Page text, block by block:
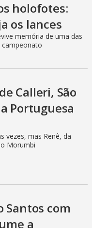
holofotes:
os lances
memória de uma das
campeonato
Calleri, São
Portuguesa
vezes, mas Renê, da
Morumbi
Santos com
a